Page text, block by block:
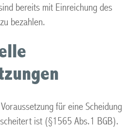
bereits mit Einreichung des
bezahlen.
für eine Scheidung
ist (§1565 Abs.1 BGB).